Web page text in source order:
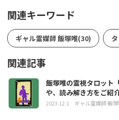
関連キーワード
ギャル霊媒師 飯塚唯(30)
関連記事
飯塚唯の霊視タロット
や、読み解き方をご紹
2023.12.1 ギャル霊媒師 飯塚